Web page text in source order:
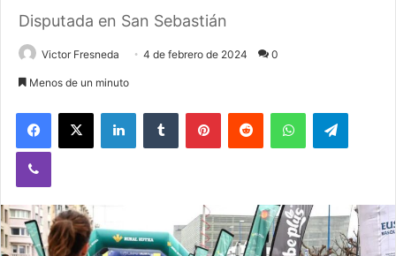
Disputada en San Sebastián
Victor Fresneda 4 de febrero de 2024 0
Menos de un minuto